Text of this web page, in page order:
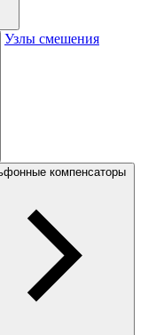
Узлы смешения
компенсаторы